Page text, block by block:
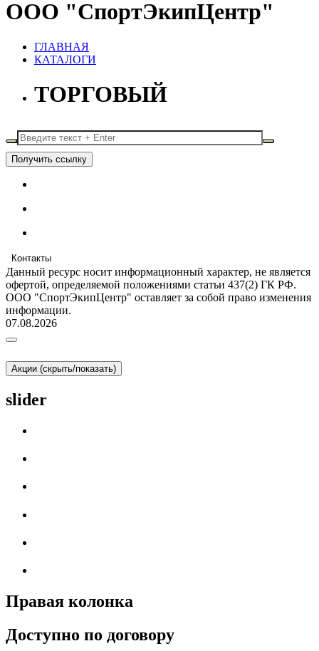
ООО "СпортЭкипЦентр"
ГЛАВНАЯ
КАТАЛОГИ
ТОРГОВЫЙ
Получить ссылку
Контакты
Данный ресурс носит информационный характер, не является
офертой, определяемой положениями статьи 437(2) ГК РФ.
ООО "СпортЭкипЦентр" оставляет за собой право изменения
информации.
07.08.2026
Акции (скрыть/показать)
slider
Правая колонка
Доступно по договору